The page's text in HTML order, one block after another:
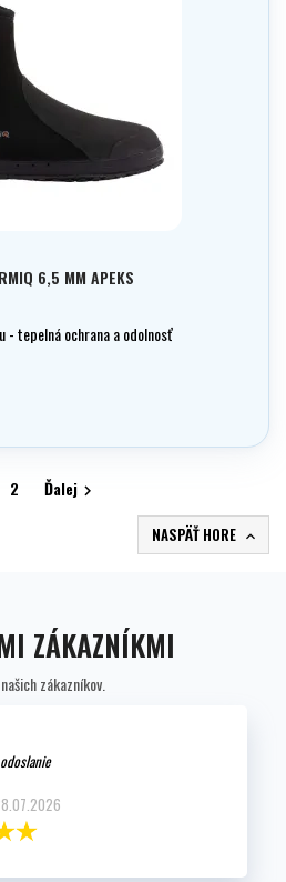
6,5 MM APEKS
- tepelná ochrana a odolnosť
2 Ďalej
NASPÄŤ HORE 
ZÁKAZNÍKMI
zákazníkov.